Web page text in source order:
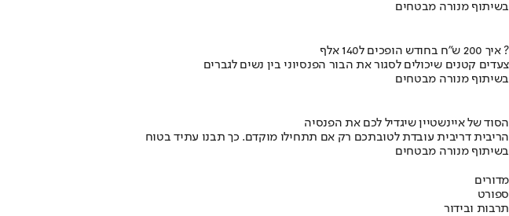
בשיתוף מנורה מבטחים
איך 200 ש"ח בחודש הופכים ל140 אלף ?
צעדים קטנים שיכולים לסגור את הבור הפנסיוני בין נשים לגברים
בשיתוף מנורה מבטחים
הסוד של איינשטיין שיגדיל לכם את הפנסיה
הריבית דריבית עובדת לטובתכם רק אם תתחילו מוקדם. כך תבנו עתיד בטוח
בשיתוף מנורה מבטחים
מדורים
ספורט
תרבות ובידור